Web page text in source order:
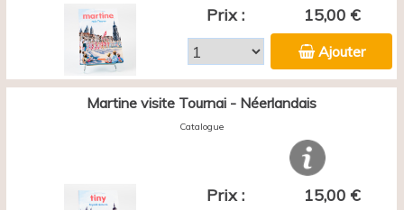
Prix : 15,00 €
Ajouter
Martine visite Tournai - Néerlandais
Catalogue
Prix : 15,00 €